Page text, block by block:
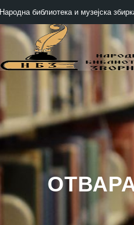
Народна библиотека и музејска